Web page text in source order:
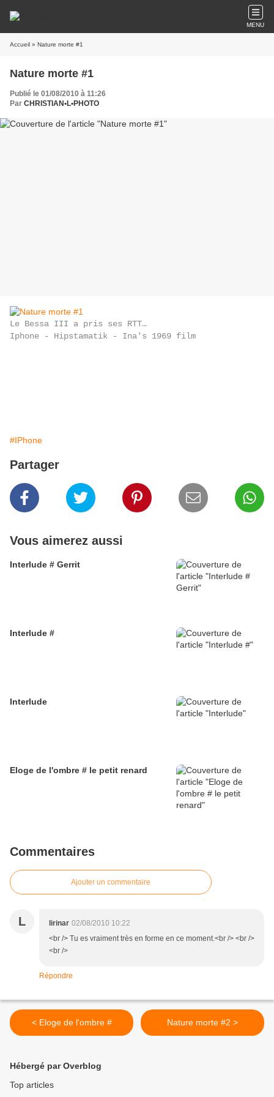
MENU
Accueil » Nature morte #1
Nature morte #1
Publié le 01/08/2010 à 11:26
Par CHRISTIAN•L•PHOTO
Le Bessa III a pris ses RTT…
Iphone - Hipstamatik - Ina's 1969 film
#IPhone
Partager
Vous aimerez aussi
Interlude # Gerrit
Interlude #
Interlude
Eloge de l'ombre # le petit renard
Commentaires
Ajouter un commentaire
L lirinar 02/08/2010 10:22
<br /> Tu es vraiment très en forme en ce moment.<br /> <br />
<br />
Répondre
< Eloge de l'ombre # Nature morte #2 >
Hébergé par Overblog
Top articles